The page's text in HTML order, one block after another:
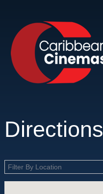
Directions
Filter By Location